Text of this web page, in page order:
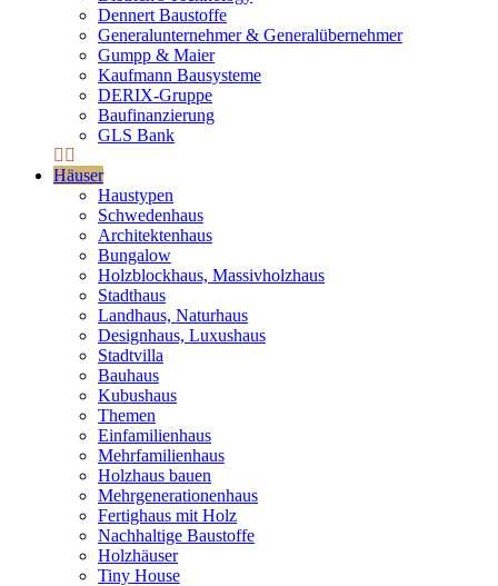
Dennert Baustoffe
Generalunternehmer & Generalübernehmer
Gumpp & Maier
Kaufmann Bausysteme
DERIX-Gruppe
Baufinanzierung
GLS Bank
Häuser
Haustypen
Schwedenhaus
Architektenhaus
Bungalow
Holzblockhaus, Massivholzhaus
Stadthaus
Landhaus, Naturhaus
Designhaus, Luxushaus
Stadtvilla
Bauhaus
Kubushaus
Themen
Einfamilienhaus
Mehrfamilienhaus
Holzhaus bauen
Mehrgenerationenhaus
Fertighaus mit Holz
Nachhaltige Baustoffe
Holzhäuser
Tiny House